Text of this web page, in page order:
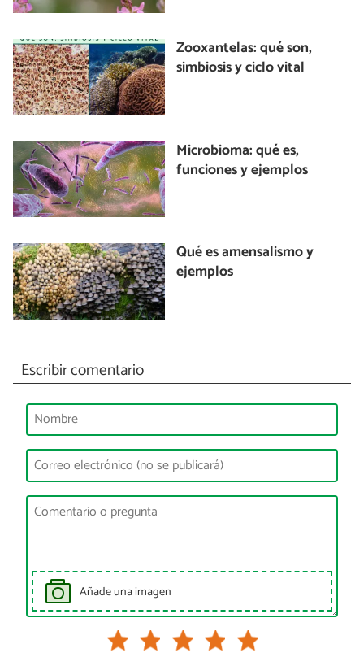
Zooxantelas: qué son,
simbiosis y ciclo vital
Microbioma: qué es,
funciones y ejemplos
Qué es amensalismo y
ejemplos
Escribir comentario
Añade una imagen